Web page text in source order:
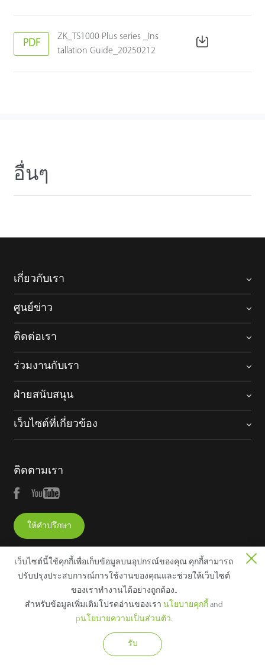
PDF
ZK_TS1000 Plus series _Ins
tallation Guide_20250212
อื่นๆ
เกี่ยวกับเรา
ศูนย์ข่าว
ติดต่อเรา
ร่วมงานกับเรา
ฝ่ายสนับสนุน
เว็บไซต์ที่เกี่ยวข้อง
ติดตามเรา
ให้คำปรึกษา
Copyright © 2025 ZKTECO CO., LTD. All rights reserved.
ประกาศทางกฎหมาย
นโยบายความเป็นส่วนตัว
เว็บไซต์นี้ใช้คุกกี้เพื่อเก็บข้อมูลบนอุปกรณ์ของคุณ คุกกี้สามารถ
ปรับปรุงประสบการณ์การใช้งานของคุณและช่วยให้เว็บไซต์
ของเราทํางานได้อย่างถูกต้อง..
สําหรับข้อมูลเพิ่มเติมโปรดอ่านของเรา นโยบายคุกกี้and
pนโยบายความเป็นส่วนตัว.
รับ